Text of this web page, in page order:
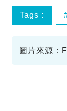
Tags :
圖片來源：